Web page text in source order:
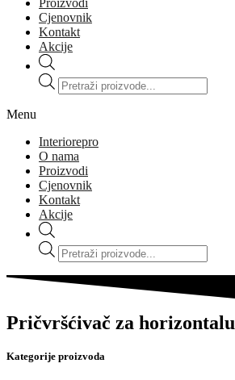
Proizvodi
Cjenovnik
Kontakt
Akcije
Products
search
Menu
Interiorepro
O nama
Proizvodi
Cjenovnik
Kontakt
Akcije
Products
search
Pričvršćivač za horizontalu
Kategorije proizvoda